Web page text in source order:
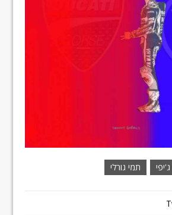
תמי גורלי